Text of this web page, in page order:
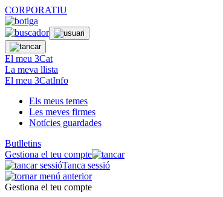
CORPORATIU
El meu 3Cat
La meva llista
El meu 3CatInfo
Els meus temes
Les meves firmes
Notícies guardades
Butlletins
Gestiona el teu compte
Tanca sessió
Gestiona el teu compte